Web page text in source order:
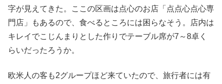
字が見えてきた。ここの区画は点心のお店「点点心点心専
門店」もあるので、食べるところには困らなそう。店内は
キレイでこじんまりとした作りでテーブル席が7～8卓く
らいだったろうか。
欧米人の客も2グループほど来ていたので、旅行者には有